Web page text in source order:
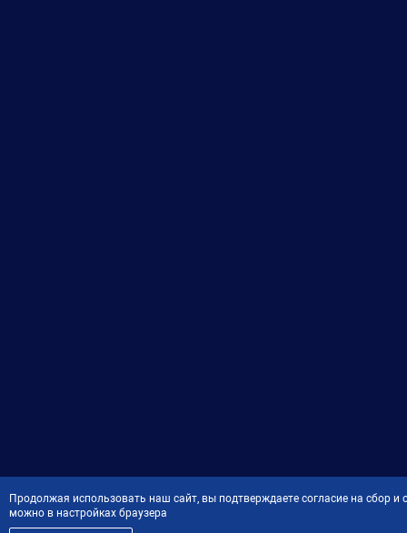
Продолжая использовать наш сайт, вы подтверждаете согласие на сбор
можно в настройках браузера